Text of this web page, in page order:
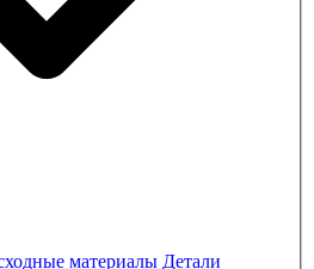
материалы Детали